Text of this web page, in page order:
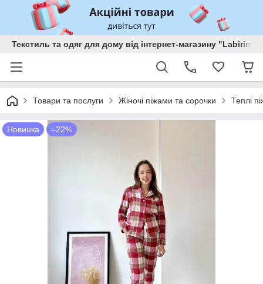
Текстиль та одяг для дому від інтернет-магазину "Labirint"
Товари та послуги Жіночі піжами та сорочки Теплі
Новинка –22%